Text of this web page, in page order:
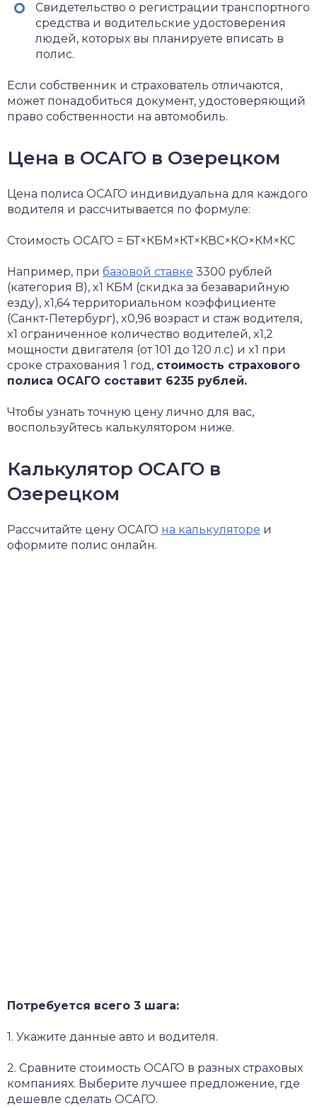
Свидетельство о регистрации транспортного
средства и водительские удостоверения
людей, которых вы планируете вписать в
полис.
Если собственник и страхователь отличаются,
может понадобиться документ, удостоверяющий
право собственности на автомобиль.
Цена в ОСАГО в Озерецком
Цена полиса ОСАГО индивидуальна для каждого
водителя и рассчитывается по формуле:
Стоимость ОСАГО = БТ×КБМ×КТ×КВС×КО×КМ×КС
Например, при базовой ставке 3300 рублей
(категория B), x1 КБМ (скидка за безаварийную
езду), x1,64 территориальном коэффициенте
(Санкт-Петербург), x0,96 возраст и стаж водителя,
x1 ограниченное количество водителей, x1,2
мощности двигателя (от 101 до 120 л.с) и x1 при
сроке страхования 1 год, стоимость страхового
полиса ОСАГО составит 6235 рублей.
Чтобы узнать точную цену лично для вас,
воспользуйтесь калькулятором ниже.
Калькулятор ОСАГО в
Озерецком
Рассчитайте цену ОСАГО на калькуляторе и
оформите полис онлайн.
Потребуется всего 3 шага:
1. Укажите данные авто и водителя.
2. Сравните стоимость ОСАГО в разных страховых
компаниях. Выберите лучшее предложение, где
дешевле сделать ОСАГО.